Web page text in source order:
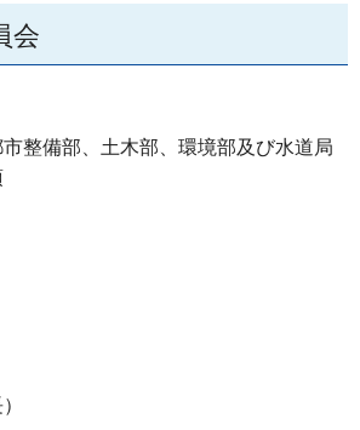
会
整備部、土木部、環境部及び水道局